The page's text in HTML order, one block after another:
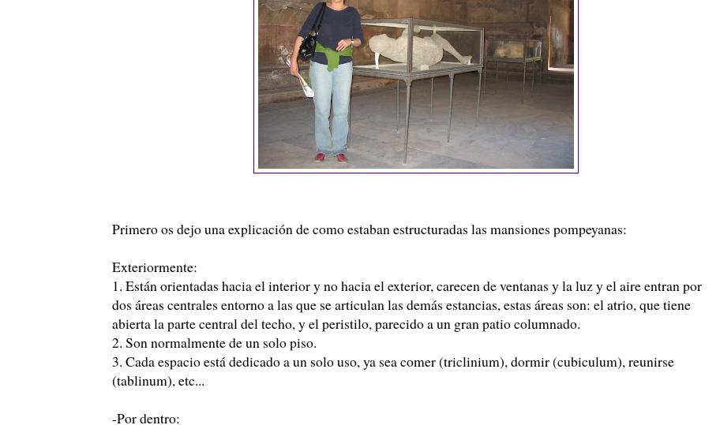
Primero os dejo una explicación de como estaban estructuradas las mansiones pompeyanas:
Exteriormente:
1. Están orientadas hacia el interior y no hacia el exterior, carecen de ventanas y la luz y el aire entran por
dos áreas centrales entorno a las que se articulan las demás estancias, estas áreas son: el atrio, que tiene
abierta la parte central del techo, y el peristilo, parecido a un gran patio columnado.
2. Son normalmente de un solo piso.
3. Cada espacio está dedicado a un solo uso, ya sea comer (triclinium), dormir (cubiculum), reunirse
(tablinum), etc...
-Por dentro: